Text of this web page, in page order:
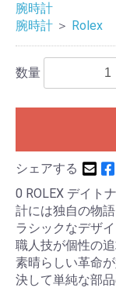
腕時計
腕時計 ＞ Rolex
数量
シェアする
0 ROLEX デイト
計には独自の物
ラシックなデザ
職人技が個性の
素晴らしい革命
決して単純な部